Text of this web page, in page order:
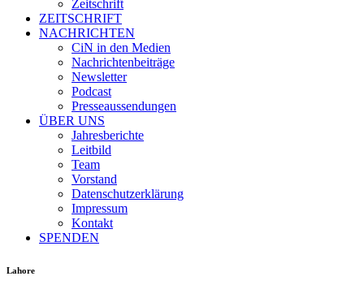
Zeitschrift
ZEITSCHRIFT
NACHRICHTEN
CiN in den Medien
Nachrichtenbeiträge
Newsletter
Podcast
Presseaussendungen
ÜBER UNS
Jahresberichte
Leitbild
Team
Vorstand
Datenschutzerklärung
Impressum
Kontakt
SPENDEN
Lahore